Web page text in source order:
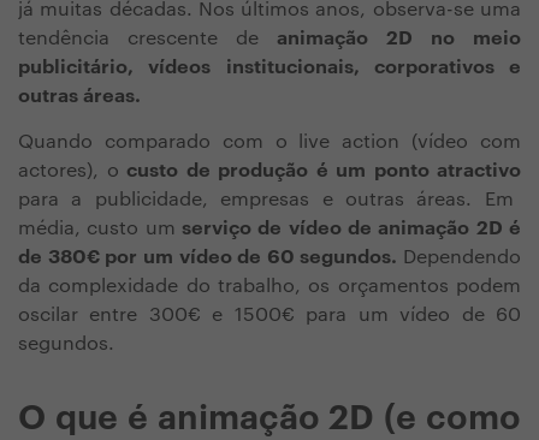
já muitas décadas. Nos últimos anos, observa-se uma
tendência crescente de animação 2D no meio
publicitário, vídeos institucionais, corporativos e
outras áreas.
Quando comparado com o live action (vídeo com
actores), o custo de produção é um ponto atractivo
para a publicidade, empresas e outras áreas. Em
média, custo um serviço de vídeo de animação 2D é
de 380€ por um vídeo de 60 segundos. Dependendo
da complexidade do trabalho, os orçamentos podem
oscilar entre 300€ e 1500€ para um vídeo de 60
segundos.
O que é animação 2D (e como